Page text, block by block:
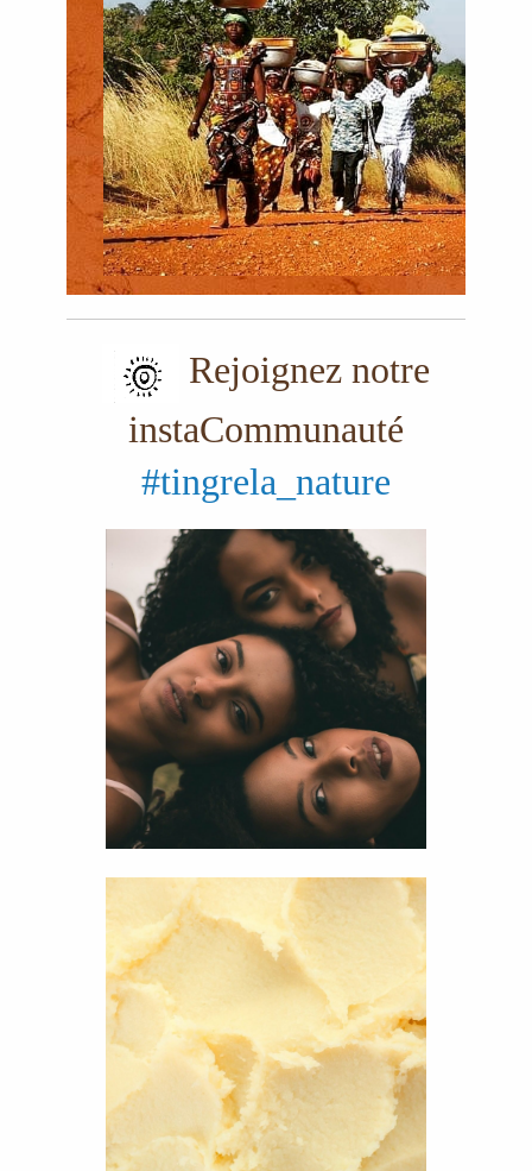
Rejoignez notre
instaCommunauté
#tingrela_nature